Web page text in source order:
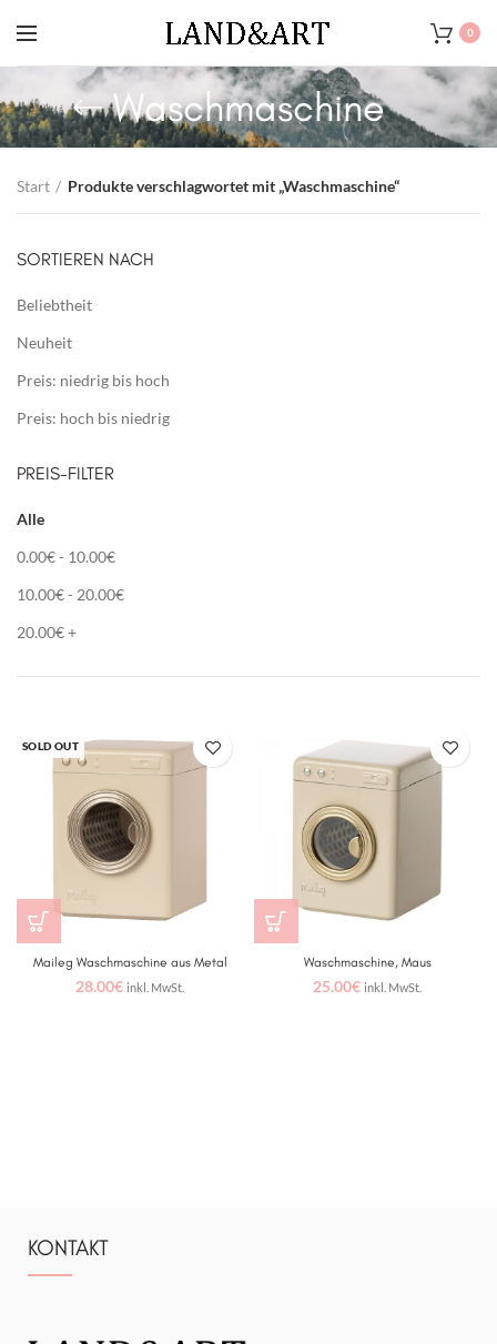
0
Waschmaschine
Start Produkte verschlagwortet mit „Waschmaschine“
SORTIEREN NACH
Beliebtheit
Neuheit
Preis: niedrig bis hoch
Preis: hoch bis niedrig
PREIS-FILTER
Alle
0.00€- 10.00€
10.00€- 20.00€
20.00€+
SOLD OUT
Maileg Waschmaschine aus Metal
28.00€ inkl. MwSt.
Waschmaschine, Maus
25.00€ inkl. MwSt.
KONTAKT